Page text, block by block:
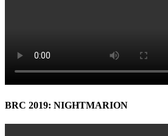
BRC 2019: NIGHTMARION